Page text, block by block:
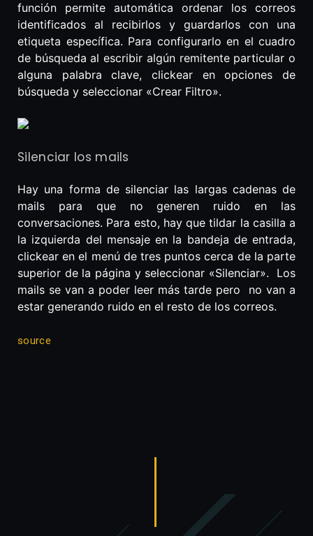
función permite automática ordenar los correos
identificados al recibirlos y guardarlos con una
etiqueta específica. Para configurarlo en el cuadro
de búsqueda al escribir algún remitente particular o
alguna palabra clave, clickear en opciones de
búsqueda y seleccionar «Crear Filtro».
Silenciar los mails
Hay una forma de silenciar las largas cadenas de
mails para que no generen ruido en las
conversaciones. Para esto, hay que tildar la casilla a
la izquierda del mensaje en la bandeja de entrada,
clickear en el menú de tres puntos cerca de la parte
superior de la página y seleccionar «Silenciar». Los
mails se van a poder leer más tarde pero no van a
estar generando ruido en el resto de los correos.
source